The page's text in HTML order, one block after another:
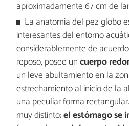
aproximadamente 67 cm de
La anatomía del pez globo
interesantes del entorno
considerablemente de
reposo, posee uncuerpo
un leve abultamiento en la
estrechamiento al inicio de la
una peculiar forma
muy distinto;el estómago se